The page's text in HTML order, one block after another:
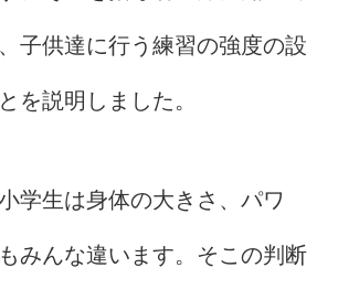
子供達に行う練習の強度の設
を説明しました。
学生は身体の大きさ、パワ
みんな違います。そこの判断